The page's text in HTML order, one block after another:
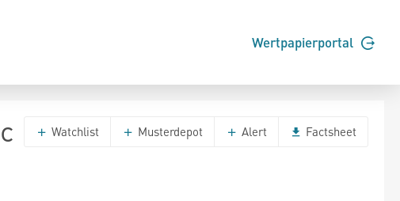
Wertpapierportal
Watchlist Musterdepot Alert Factsheet